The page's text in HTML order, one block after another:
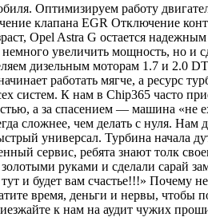
Оптимизируем работу
клапана EGR Отключение
Opel Astra G остается
увеличить мощность, но и
дизельным моторам 1.7 и 2.0
работать мягче, а ресурс
систем. К нам в Chip365 часто
а за спасением — машина «не
сложнее, чем делать с нуля. Нам
универсал. Турбина начала
сервис, ребята знают толк
руками и сделали сарай
и будет вам счастье!!!»
время, деньги и нервы,
к нам на аудит чужих